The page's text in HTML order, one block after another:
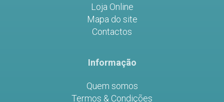
Loja Online
Mapa do site
Contactos
Informação
Quem somos
Termos & Condições